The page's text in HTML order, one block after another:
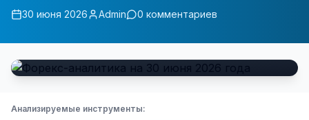
30 июня 2026 Admin 0 комментариев
Анализируемые инструменты: